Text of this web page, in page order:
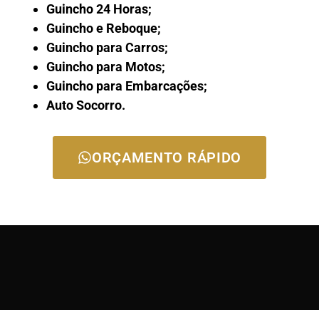
Guincho 24 Horas;
Guincho e Reboque;
Guincho para Carros;
Guincho para Motos;
Guincho para Embarcações;
Auto Socorro.
ORÇAMENTO RÁPIDO